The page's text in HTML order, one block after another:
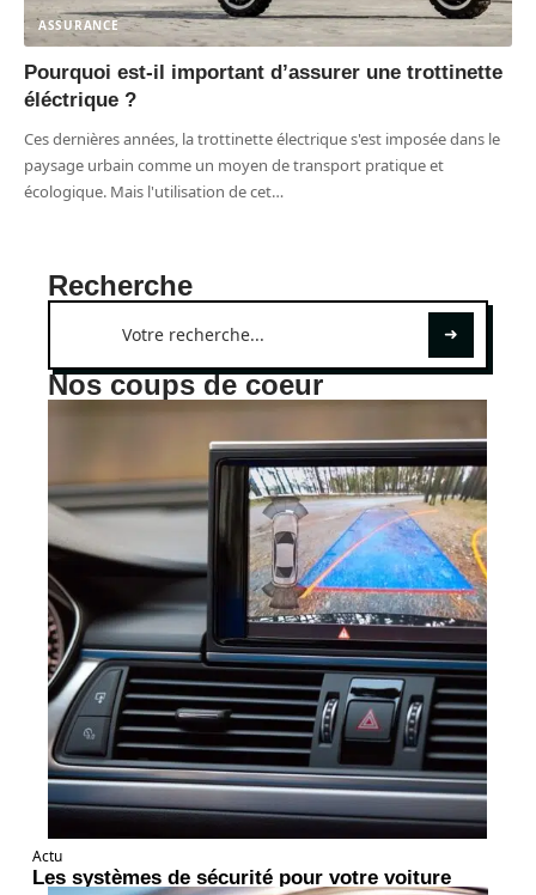
ASSURANCE
Pourquoi est-il important d’assurer une trottinette
éléctrique ?
Ces dernières années, la trottinette électrique s'est imposée dans le
paysage urbain comme un moyen de transport pratique et
écologique. Mais l'utilisation de cet…
Recherche
Nos coups de coeur
Actu
Les systèmes de sécurité pour votre voiture